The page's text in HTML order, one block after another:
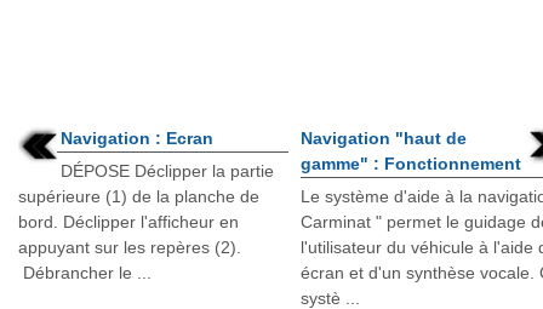
Navigation : Ecran
DÉPOSE Déclipper la partie
supérieure (1) de la planche de
bord. Déclipper l'afficheur en
appuyant sur les repères (2).
Débrancher le ...
Navigation "haut de
gamme" : Fonctionnement
Le système d'aide à la
Carminat " permet le guidage
l'utilisateur du véhicule à l'aide
écran et d'un synthèse vocale.
systè ...